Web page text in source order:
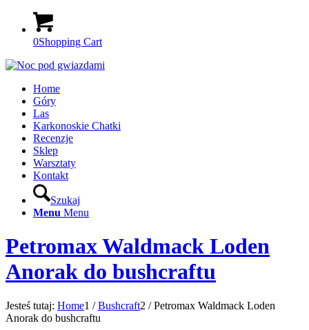
0Shopping Cart
Home
Góry
Las
Karkonoskie Chatki
Recenzje
Sklep
Warsztaty
Kontakt
Szukaj
Menu Menu
Petromax Waldmack Loden
Anorak do bushcraftu
Jesteś tutaj: Home1 / Bushcraft2 / Petromax Waldmack Loden
Anorak do bushcraftu